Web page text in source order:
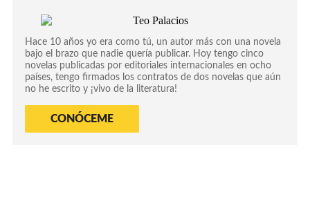
Hace 10 años yo era como tú, un autor más con una novela
bajo el brazo que nadie quería publicar. Hoy tengo cinco
novelas publicadas por editoriales internacionales en ocho
países, tengo firmados los contratos de dos novelas que aún
no he escrito y ¡vivo de la literatura!
CONÓCEME